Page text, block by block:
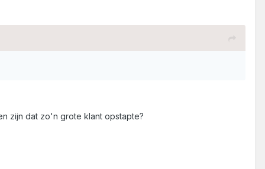
zijn dat zo'n grote klant opstapte?